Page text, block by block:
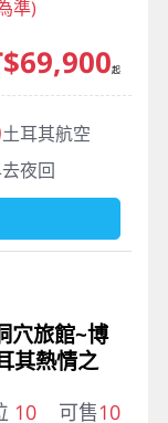
準)
土耳其航空
夜回
起
穴旅館~博
其熱情之
10 可售10